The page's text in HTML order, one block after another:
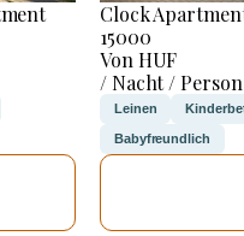
Clock
15000
Von HUF
/ Nacht / Person
Leinen
Babyfreundlich